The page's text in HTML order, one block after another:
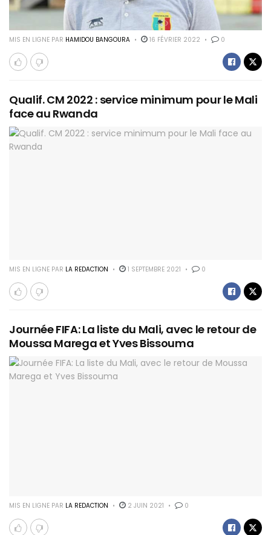
MIS EN LIGNE PAR HAMIDOU BANGOURA 16 FÉVRIER 2022 0
Qualif. CM 2022 : service minimum pour le Mali
face au Rwanda
MIS EN LIGNE PAR LA REDACTION 1 SEPTEMBRE 2021 0
Journée FIFA: La liste du Mali, avec le retour de
Moussa Marega et Yves Bissouma
MIS EN LIGNE PAR LA REDACTION 2 JUIN 2021 0